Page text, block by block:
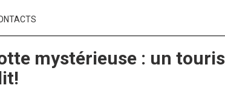
mystérieuse : un